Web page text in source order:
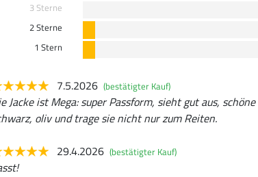
3 Sterne
2 Sterne
1 Stern
7.5.2026 (bestätigter Kauf)
Jacke ist Mega: super Passform, sieht gut aus,
oliv und trage sie nicht nur zum Reiten.
29.4.2026 (bestätigter Kauf)